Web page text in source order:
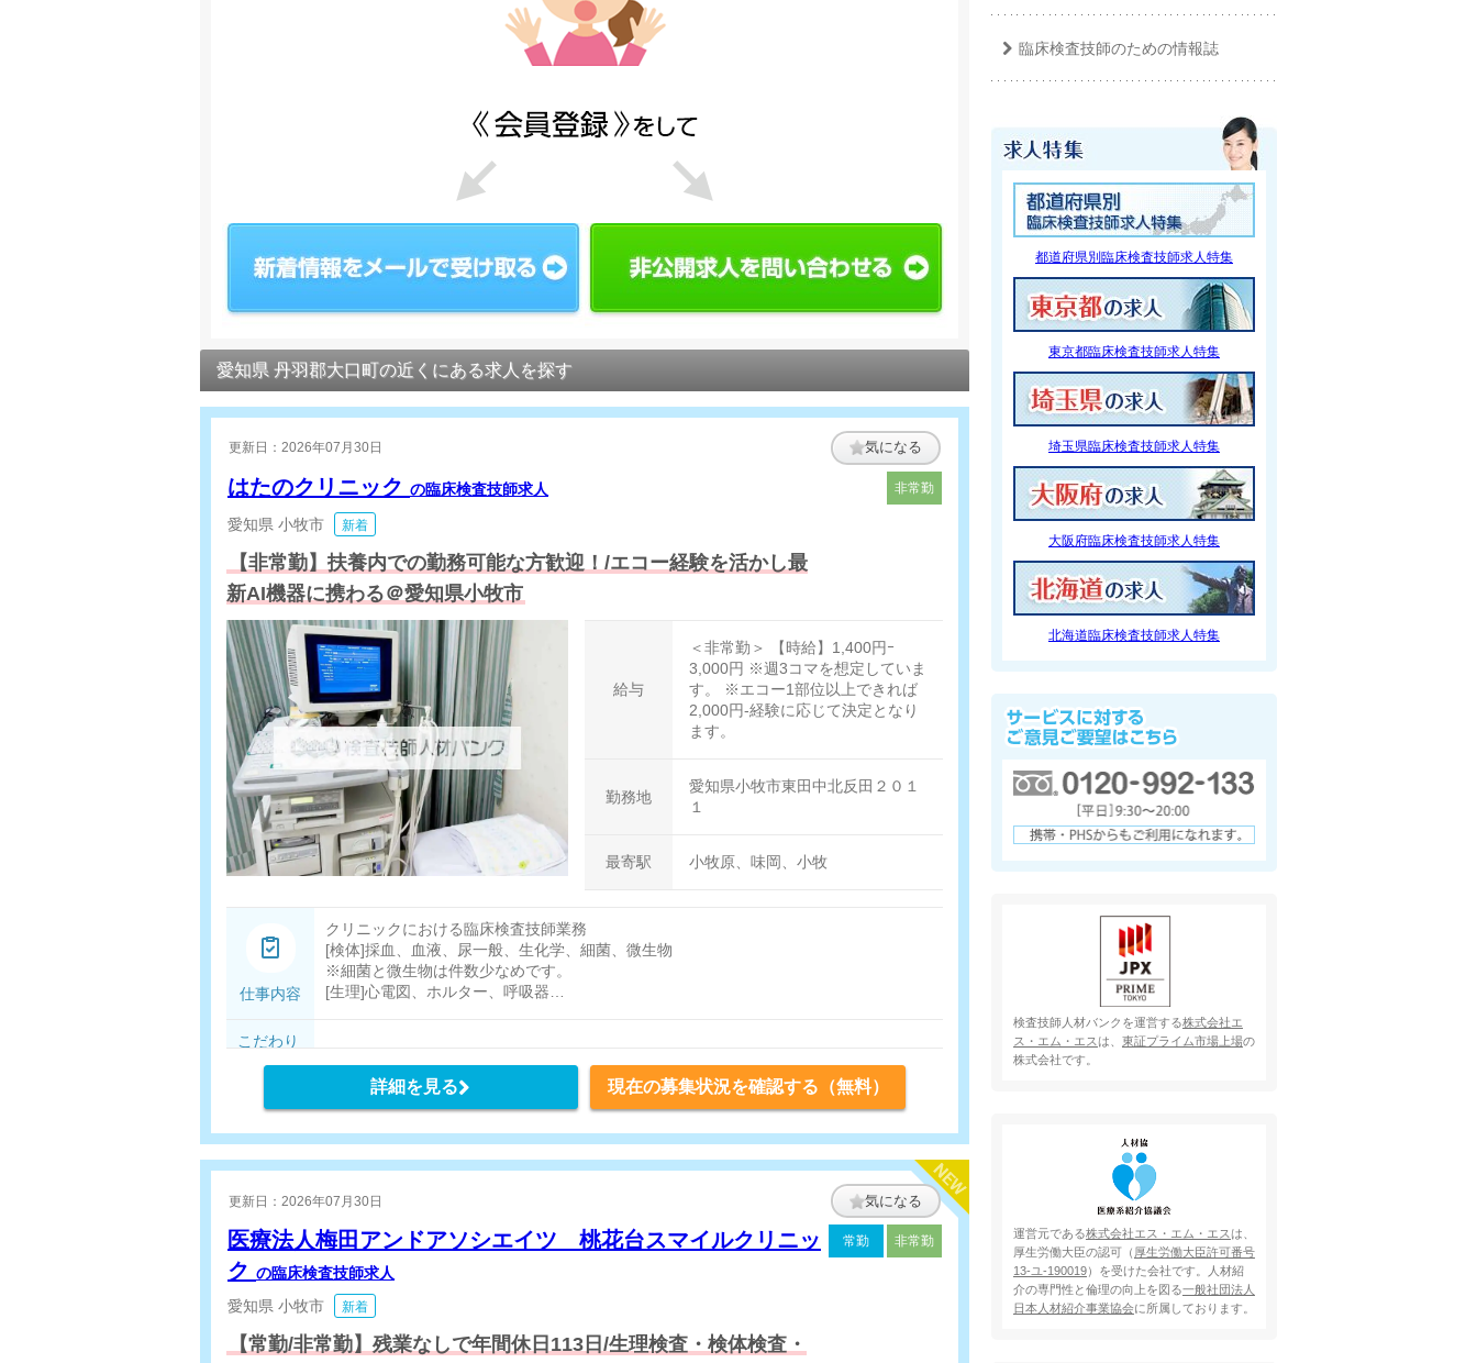
愛知県 丹羽郡大口町の近くにある求人を探す
更新日：2026年07月30日 気になる
はたのクリニック の臨床検査技師求人 非常勤
愛知県 小牧市 新着
【非常勤】扶養内での勤務可能な方歓迎！/エコー経験を活かし最
新AI機器に携わる＠愛知県小牧市
給与
＜非常勤＞ 【時給】1,400円ｰ
3,000円 ※週3コマを想定していま
す。 ※エコー1部位以上できれば
2,000円-経験に応じて決定となり
ます。
勤務地
愛知県小牧市東田中北反田２０１
１
最寄駅 小牧原、味岡、小牧
仕事内容
クリニックにおける臨床検査技師業務
[検体]採血、血液、尿一般、生化学、細菌、微生物
※細菌と微生物は件数少なめです。
[生理]心電図、ホルター、呼吸器
こだわり
条件
詳細を見る 現在の募集状況を確認する（無料）
更新日：2026年07月30日 気になる
医療法人梅田アンドアソシエイツ 桃花台スマイルクリニッ
ク の臨床検査技師求人
常勤 非常勤
愛知県 小牧市 新着
【常勤/非常勤】残業なしで年間休日113日/生理検査・検体検査・
臨床検査技師のための情報誌
都道府県別臨床検査技師求人特集
東京都臨床検査技師求人特集
埼玉県臨床検査技師求人特集
大阪府臨床検査技師求人特集
北海道臨床検査技師求人特集
検査技師人材バンクを運営する株式会社エ
ス・エム・エスは、 東証プライム市場上場の
株式会社です。
運営元である株式会社エス・エム・エスは、
厚生労働大臣の認可（ 厚生労働大臣許可番号
13-ユ-190019）を受けた会社です。人材紹
介の専門性と倫理の向上を図る一般社団法人
日本人材紹介事業協会に所属しております。